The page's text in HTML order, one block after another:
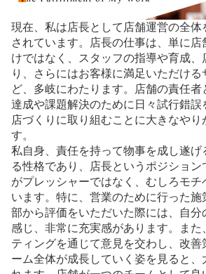
現在、私は店長として店舗運営の全体
されています。店長の仕事は、単に
けではなく、スタッフの指導や育成、
り、さらにはお客様に満足いただける
ど、多岐にわたります。店舗の責任
達成や課題解決のために日々試行錯誤
店づくりに取り組むことに大きなやり
す。
私自身、責任を持って物事を成し遂げ
る性格であり、店長というポジション
がプレッシャーではなく、むしろモチ
います。特に、営業のために行った施
部から評価をいただいた際には、自分
感じ、非常に充実感があります。また
ティングを通じて意見を交わし、改善
ーム全体が成長していく姿を見ると、